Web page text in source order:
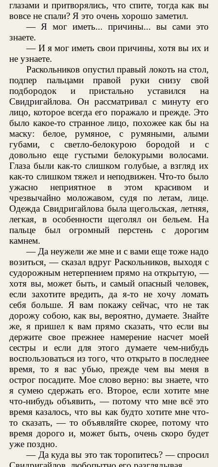
глазами и притворялись, что спите, тогда как вы
вовсе не спали? Я это очень хорошо заметил.
— Я мог иметь... причины... вы сами это
знаете.
— И я мог иметь свои причины, хотя вы их и
не узнаете.
Раскольников опустил правый локоть на стол,
подпер пальцами правой руки снизу свой
подбородок и пристально уставился на
Свидригайлова. Он рассматривал с минуту его
лицо, которое всегда его поражало и прежде. Это
было какое-то странное лицо, похожее как бы на
маску: белое, румяное, с румяными, алыми
губами, с светло-белокурою бородой и с
довольно еще густыми белокурыми волосами.
Глаза были как-то слишком голубые, а взгляд их
как-то слишком тяжел и неподвижен. Что-то было
ужасно неприятное в этом красивом и
чрезвычайно моложавом, судя по летам, лице.
Одежда Свидригайлова была щегольская, летняя,
легкая, в особенности щеголял он бельем. На
пальце был огромный перстень с дорогим
камнем.
— Да неужели же мне и с вами еще тоже надо
возиться, — сказал вдруг Раскольников, выходя с
судорожным нетерпением прямо на открытую, —
хотя вы, может быть, и самый опасный человек,
если захотите вредить, да я-то не хочу ломать
себя больше. Я вам покажу сейчас, что не так
дорожу собою, как вы, вероятно, думаете. Знайте
же, я пришел к вам прямо сказать, что если вы
держите свое прежнее намерение насчет моей
сестры и если для этого думаете чем-нибудь
воспользоваться из того, что открыто в последнее
время, то я вас убью, прежде чем вы меня в
острог посадите. Мое слово верно: вы знаете, что
я сумею сдержать его. Второе, если хотите мне
что-нибудь объявить, — потому что мне всё это
время казалось, что вы как будто хотите мне что-
то сказать, — то объявляйте скорее, потому что
время дорого и, может быть, очень скоро будет
уже поздно.
— Да куда вы это так торопитесь? — спросил